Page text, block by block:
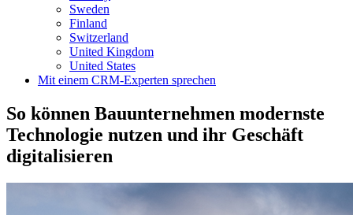
Sweden
Finland
Switzerland
United Kingdom
United States
Mit einem CRM-Experten sprechen
So können Bauunternehmen modernste
Technologie nutzen und ihr Geschäft
digitalisieren